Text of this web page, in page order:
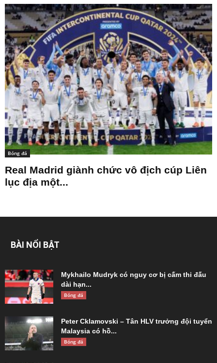
Bóng đá
Real Madrid giành chức vô địch cúp Liên
lục địa một...
BÀI NỔI BẬT
Mykhailo Mudryk có nguy cơ bị cấm thi đấu
dài hạn...
Bóng đá
Peter Cklamovski – Tân HLV trưởng đội tuyển
Malaysia có hồ...
Bóng đá